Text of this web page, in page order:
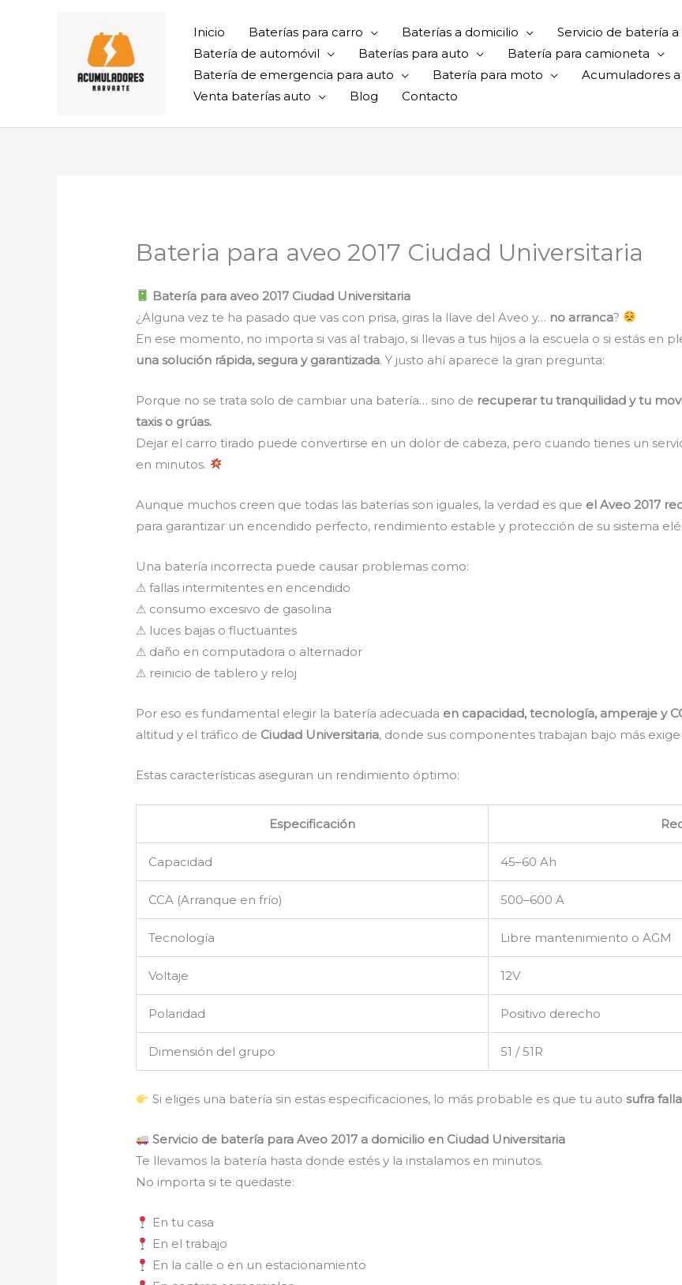
Inicio Baterías para carro Baterías a domicilio Servicio de batería
Batería de automóvil
Baterías para auto Batería para camioneta
Batería de emergencia para auto
Batería para moto Acumuladores
Venta baterías auto
Blog Contacto
Bateria para aveo 2017 Ciudad Universitaria
Batería para aveo 2017 Ciudad Universitaria
¿Alguna vez te ha pasado que vas con prisa, giras la llave del Aveo y… no arranca?
En ese momento, no importa si vas al trabajo, si llevas a tus hijos a la escuela o si estás en
una solución rápida, segura y garantizada. Y justo ahí aparece la gran pregunta:
Porque no se trata solo de cambiar una batería… sino de recuperar tu tranquilidad y tu
taxis o grúas.
Dejar el carro tirado puede convertirse en un dolor de cabeza, pero cuando tienes un
en minutos.
Aunque muchos creen que todas las baterías son iguales, la verdad es que el Aveo 2017
para garantizar un encendido perfecto, rendimiento estable y protección de su sistema
Una batería incorrecta puede causar problemas como:
⚠ fallas intermitentes en encendido
⚠ consumo excesivo de gasolina
⚠ luces bajas o fluctuantes
⚠ daño en computadora o alternador
⚠ reinicio de tablero y reloj
Por eso es fundamental elegir la batería adecuada en capacidad, tecnología, amperaje y
altitud y el tráfico de Ciudad Universitaria, donde sus componentes trabajan bajo más
Estas características aseguran un rendimiento óptimo:
Especificación
Capacidad 45–60 Ah
CCA (Arranque en frío) 500–600 A
Tecnología Libre mantenimiento o AGM
Voltaje 12V
Polaridad Positivo derecho
Dimensión del grupo 51 / 51R
Si eliges una batería sin estas especificaciones, lo más probable es que tu autosufra
Servicio de batería para Aveo 2017 a domicilio en Ciudad Universitaria
Te llevamos la batería hasta donde estés y la instalamos en minutos.
No importa si te quedaste:
En tu casa
En el trabajo
En la calle o en un estacionamiento